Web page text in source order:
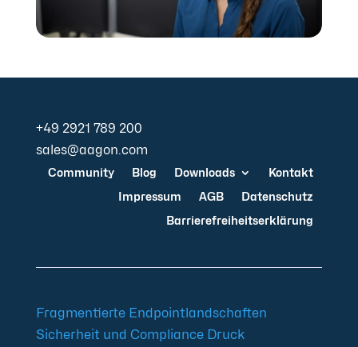
+49 2921 789 200
sales@aagon.com
Community Blog Downloads
Kontakt
Impressum
AGB
Datenschutz
Barrierefreiheitserklärung
Fragmentierte Endpointlandschaften
Sicherheit und Compliance Druck